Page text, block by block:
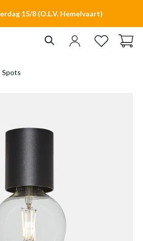
15/8 (O.L.V. Hemelvaart)
Spots